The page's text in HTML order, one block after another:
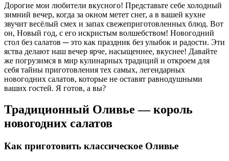
Дорогие мои любители вкусного! Представьте себе холодный
зимний вечер, когда за окном метет снег, а в вашей кухне
звучит весёлый смех и запах свежеприготовленных блюд. Вот
он, Новый год, с его искристым волшебством! Новогодний
стол без салатов ─ это как праздник без улыбок и радости. Эти
яства делают наш вечер ярче, насыщеннее, вкуснее! Давайте
же погрузимся в мир кулинарных традиций и откроем для
себя тайны приготовления тех самых, легендарных
новогодних салатов, которые не оставят равнодушными
ваших гостей. Я готов, а вы?
Традиционный Оливье — король
новогодних салатов
Как приготовить классическое Оливье